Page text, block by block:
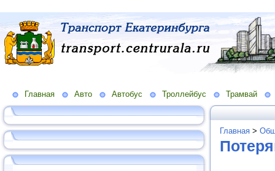
Главная Авто Автобус Троллейбус Трамвай
Главная >